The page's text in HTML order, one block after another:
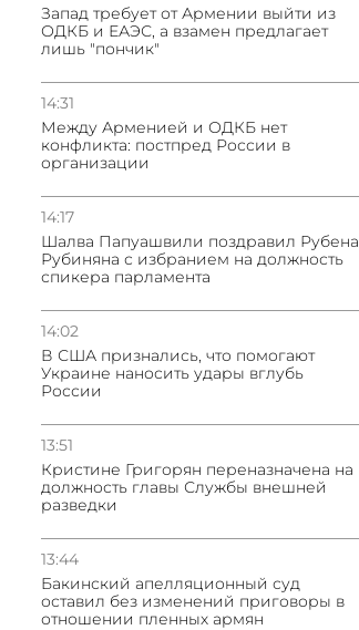
Запад требует от Армении выйти из
ОДКБ и ЕАЭС, а взамен предлагает
лишь "пончик"
14:31
Между Арменией и ОДКБ нет
конфликта: постпред России в
организации
14:17
Шалва Папуашвили поздравил Рубена
Рубиняна с избранием на должность
спикера парламента
14:02
В США признались, что помогают
Украине наносить удары вглубь
России
13:51
Кристине Григорян переназначена на
должность главы Службы внешней
разведки
13:44
Бакинский апелляционный суд
оставил без изменений приговоры в
отношении пленных армян